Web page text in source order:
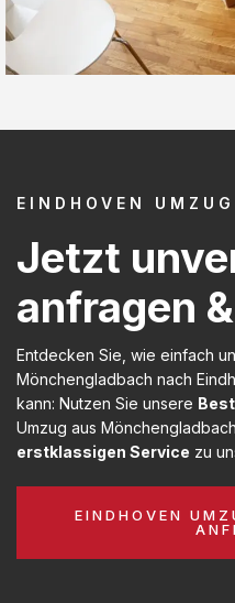
EINDHOVEN
Jetzt
anfragen
Entdecken Sie, wie einfach
Mönchengladbach nach
kann: Nutzen Sie unsere
Umzug aus
erstklassigen Service zu
EINDHOVEN